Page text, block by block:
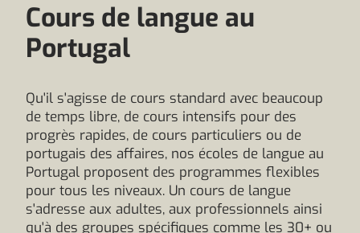
Cours de langue au
Portugal
Qu'il s'agisse de cours standard avec beaucoup
de temps libre, de cours intensifs pour des
progrès rapides, de cours particuliers ou de
portugais des affaires, nos écoles de langue au
Portugal proposent des programmes flexibles
pour tous les niveaux. Un cours de langue
s'adresse aux adultes, aux professionnels ainsi
qu'à des groupes spécifiques comme les 30+ ou